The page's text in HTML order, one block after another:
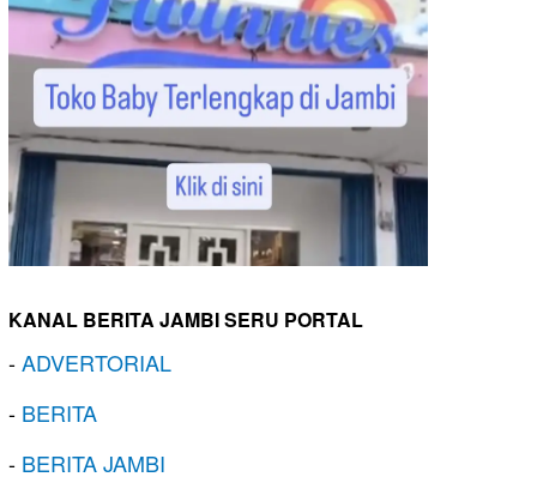
KANAL BERITA JAMBI SERU PORTAL
-ADVERTORIAL
- BERITA
- BERITA JAMBI